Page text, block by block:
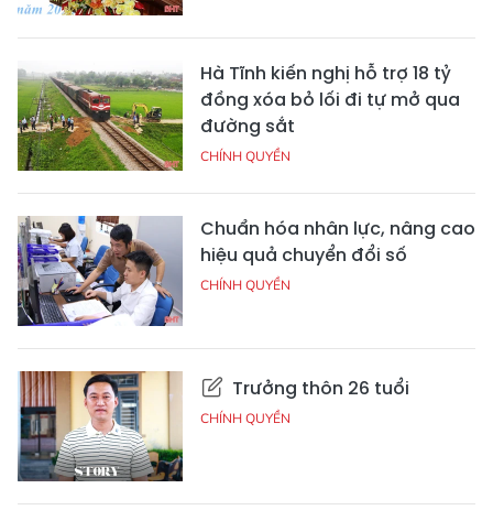
Hà Tĩnh kiến nghị hỗ trợ 18 tỷ
đồng xóa bỏ lối đi tự mở qua
đường sắt
CHÍNH QUYỀN
Chuẩn hóa nhân lực, nâng cao
hiệu quả chuyển đổi số
CHÍNH QUYỀN
Trưởng thôn 26 tuổi
CHÍNH QUYỀN